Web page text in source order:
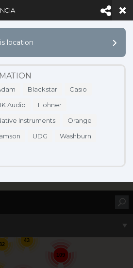
YouTube
Navigation
109
43
location
Blackstar
Casio
Audio
Hohner
Instruments
Orange
UDG
Washburn